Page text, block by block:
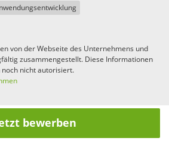
von der Webseite des Unternehmens und
zusammengestellt. Diese Informationen
nicht autorisiert.
bewerben